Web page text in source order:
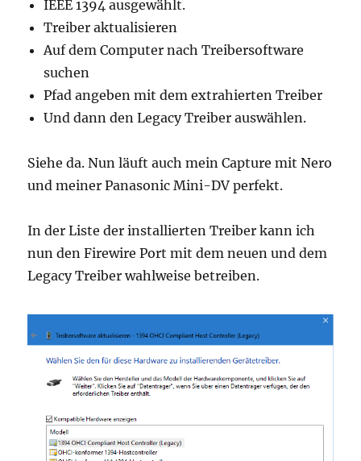
IEEE 1394 ausgewählt.
Treiber aktualisieren
Auf dem Computer nach Treibersoftware
suchen
Pfad angeben mit dem extrahierten Treiber
Und dann den Legacy Treiber auswählen.
Siehe da. Nun läuft auch mein Capture mit Nero
und meiner Panasonic Mini-DV perfekt.
In der Liste der installierten Treiber kann ich
nun den Firewire Port mit dem neuen und dem
Legacy Treiber wahlweise betreiben.